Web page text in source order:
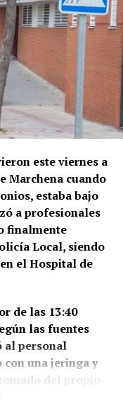
este viernes a
Marchena cuando
estaba bajo
a profesionales
finalmente
Local, siendo
el Hospital de
de las 13:40
las fuentes
al personal
una jeringa y
del propio